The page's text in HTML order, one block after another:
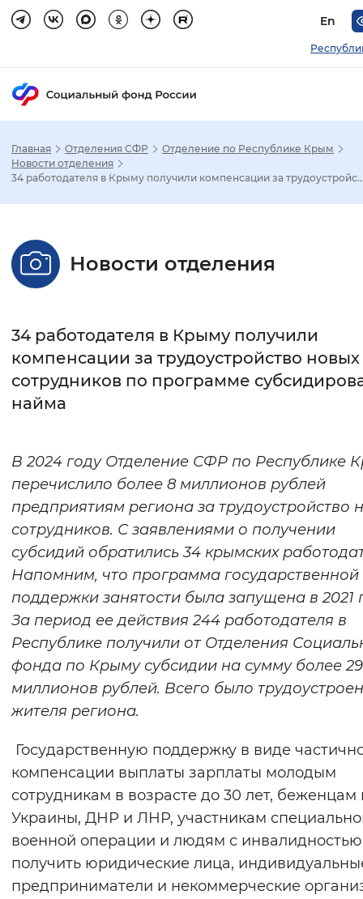
En
Настройка режима отображения
Стандартный Увеличенный
С засечками
Интервал между буквами
Цвет сайта
Инверсивный
Синий фон
Изображения
Включены Выключены
Звуковой ассистент
Воспроизвести Остановить
Вернуть стандартные настройки
Главная Отделения СФР
Отделение по Республике Крым
Новости отделения
34 работодателя в Крыму получили компенсации за
Новости отделения
34 работодателя в Крыму получили
компенсации за трудоустройство новых
сотрудников по программе
найма
В 2024 году Отделение СФР по Республике
перечислило более 8 миллионов рублей
предприятиям региона за трудоустройство
сотрудников. С заявлениями о получении
субсидий обратились 34 крымских
Напомним, что программа государственной
поддержки занятости была запущена в 2021
За период ее действия 244 работодателя в
Республике получили от Отделения
фонда по Крыму субсидии на сумму более 29
миллионов рублей. Всего было
жителя региона.
Государственную поддержку в виде
компенсации выплаты зарплаты молодым
сотрудникам в возрасте до 30 лет, беженцам
Украины, ДНР и ЛНР, участникам
военной операции и людям с инвалидностью
получить юридические лица,
предприниматели и некоммерческие